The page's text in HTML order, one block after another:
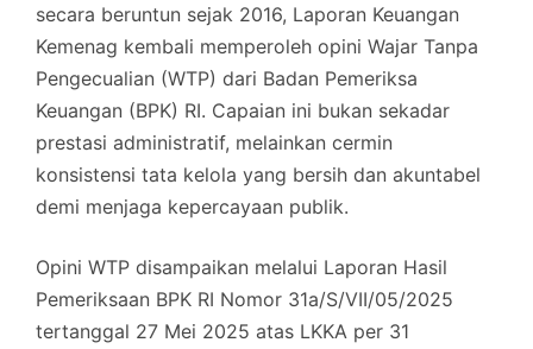
secara beruntun sejak 2016, Laporan Keuangan
Kemenag kembali memperoleh opini Wajar Tanpa
Pengecualian (WTP) dari Badan Pemeriksa
Keuangan (BPK) RI. Capaian ini bukan sekadar
prestasi administratif, melainkan cermin
konsistensi tata kelola yang bersih dan akuntabel
demi menjaga kepercayaan publik.
Opini WTP disampaikan melalui Laporan Hasil
Pemeriksaan BPK RI Nomor 31a/S/VII/05/2025
tertanggal 27 Mei 2025 atas LKKA per 31